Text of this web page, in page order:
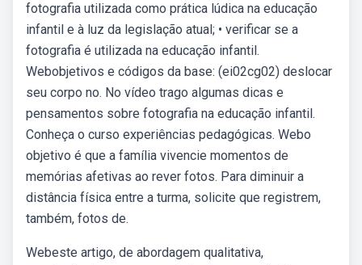
fotografia utilizada como prática lúdica na educação
infantil e à luz da legislação atual; • verificar se a
fotografia é utilizada na educação infantil.
Webobjetivos e códigos da base: (ei02cg02) deslocar
seu corpo no. No vídeo trago algumas dicas e
pensamentos sobre fotografia na educação infantil.
Conheça o curso experiências pedagógicas. Webo
objetivo é que a família vivencie momentos de
memórias afetivas ao rever fotos. Para diminuir a
distância física entre a turma, solicite que registrem,
também, fotos de.
Webeste artigo, de abordagem qualitativa,